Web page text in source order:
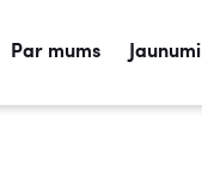
Par mums Jaunumi